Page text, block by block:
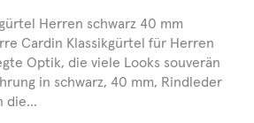
Herren schwarz 40 mm
Cardin Klassikgürtel für Herren
Optik, die viele Looks souverän
in schwarz, 40 mm, Rindleder
die...